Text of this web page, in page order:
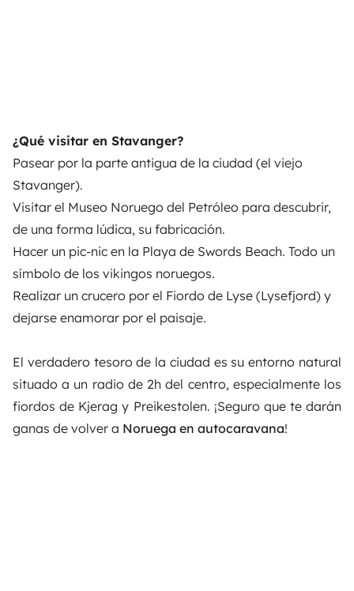
¿Qué visitar en Stavanger?
Pasear por la parte antigua de la ciudad (el viejo
Stavanger).
Visitar el Museo Noruego del Petróleo para descubrir,
de una forma lúdica, su fabricación.
Hacer un pic-nic en la Playa de Swords Beach. Todo un
símbolo de los vikingos noruegos.
Realizar un crucero por el Fiordo de Lyse (Lysefjord) y
dejarse enamorar por el paisaje.
El verdadero tesoro de la ciudad es su entorno natural
situado a un radio de 2h del centro, especialmente los
fiordos de Kjerag y Preikestolen. ¡Seguro que te darán
ganas de volver a Noruega en autocaravana!